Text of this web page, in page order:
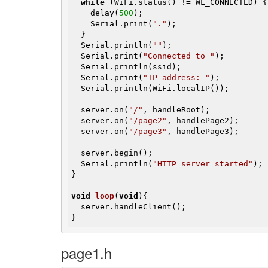
while (WiFi.status() != WL_CONNECTED) {
    delay(
500 );
    Serial.print(
"." );
  Serial.println(
"" );
  Serial.print(
"Connected to " );
  Serial.print(
"IP address: " );
  server.on(
"/" , handleRoot);
  server.on(
"/page2" , handlePage2);
  server.on(
"/page3" , handlePage3);
  Serial.println(
"HTTP server started" );
}
void loop( void ) {
}
page1.h